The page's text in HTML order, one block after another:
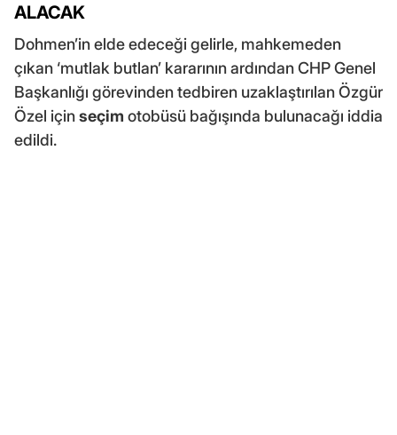
ALACAK
Dohmen’in elde edeceği gelirle, mahkemeden
çıkan ‘mutlak butlan’ kararının ardından CHP Genel
Başkanlığı görevinden tedbiren uzaklaştırılan Özgür
Özel içinseçim otobüsü bağışında bulunacağı iddia
edildi.